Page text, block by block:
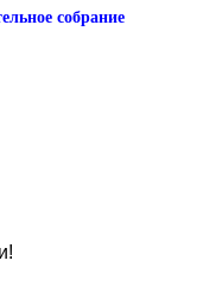
собрание